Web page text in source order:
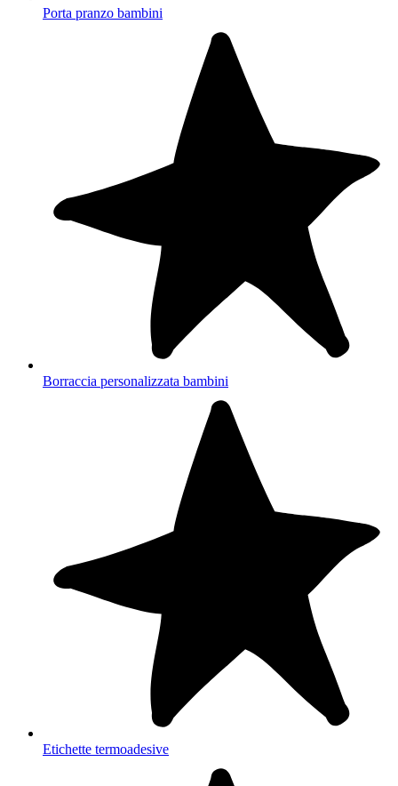
Porta pranzo bambini
Borraccia personalizzata bambini
Etichette termoadesive